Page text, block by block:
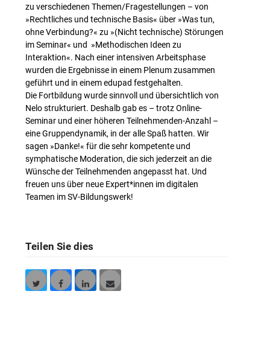
zu verschiedenen Themen/Fragestellungen – von
»Rechtliches und technische Basis« über »Was tun,
ohne Verbindung?« zu »(Nicht technische) Störungen
im Seminar« und »Methodischen Ideen zu
Interaktion«. Nach einer intensiven Arbeitsphase
wurden die Ergebnisse in einem Plenum zusammen
geführt und in einem edupad festgehalten.
Die Fortbildung wurde sinnvoll und übersichtlich von
Nelo strukturiert. Deshalb gab es – trotz Online-
Seminar und einer höheren Teilnehmenden-Anzahl –
eine Gruppendynamik, in der alle Spaß hatten. Wir
sagen »Danke!« für die sehr kompetente und
symphatische Moderation, die sich jederzeit an die
Wünsche der Teilnehmenden angepasst hat. Und
freuen uns über neue Expert*innen im digitalen
Teamen im SV-Bildungswerk!
Teilen Sie dies